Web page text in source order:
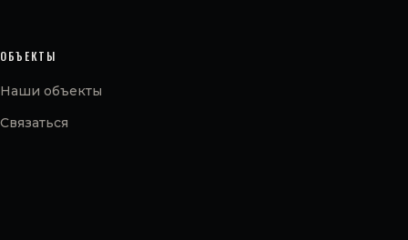
ОБЪЕКТЫ
Наши объекты
Связаться